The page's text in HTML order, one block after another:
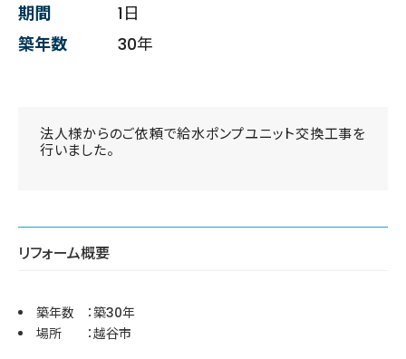
期間
1日
築年数
30年
法人様からのご依頼で給水ポンプユニット交換工事を
行いました。
リフォーム概要
築年数 ：築30年
場所 ：越谷市